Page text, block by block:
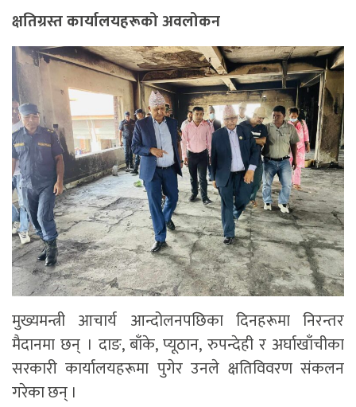
क्षतिग्रस्त कार्यालयहरूको अवलोकन
मुख्यमन्त्री आचार्य आन्दोलनपछिका दिनहरूमा निरन्तर
मैदानमा छन् । दाङ, बाँके, प्यूठान, रुपन्देही र अर्घाखाँचीका
सरकारी कार्यालयहरूमा पुगेर उनले क्षतिविवरण संकलन
गरेका छन् ।